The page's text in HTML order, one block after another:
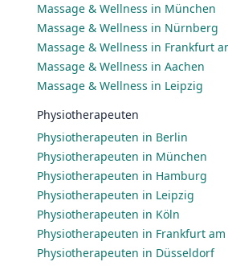
Massage & Wellness in München
Massage & Wellness in Nürnberg
Massage & Wellness in Frankfurt
Massage & Wellness in Aachen
Massage & Wellness in Leipzig
Physiotherapeuten
Physiotherapeuten in Berlin
Physiotherapeuten in München
Physiotherapeuten in Hamburg
Physiotherapeuten in Leipzig
Physiotherapeuten in Köln
Physiotherapeuten in Frankfurt
Physiotherapeuten in Düsseldorf